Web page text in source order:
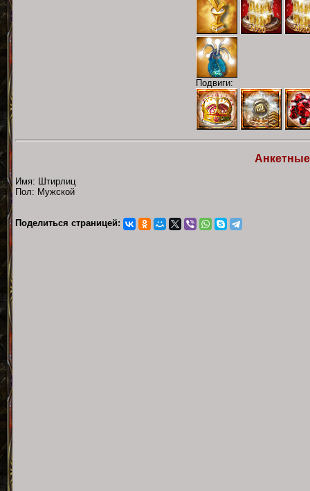
Подвиги:
Имя: Штирлиц
Пол: Мужской
Поделиться страницей: